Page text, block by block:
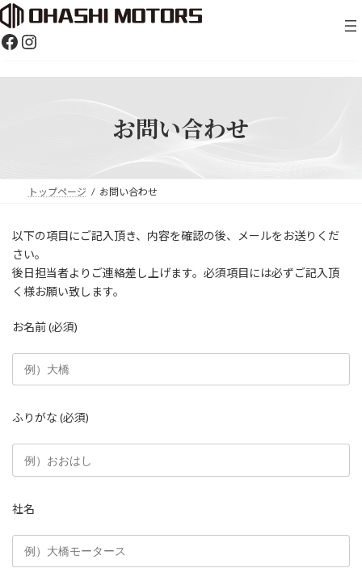
Skip
to
the
content
Skip
to
the
Navigation
Facebook
Instagram
お問い合わせ
トップページ お問い合わせ
以下の項目にご記入頂き、内容を確認の後、メールをお送りくだ
さい。
後日担当者よりご連絡差し上げます。必須項目には必ずご記入頂
く様お願い致します。
お名前(必須)
ふりがな (必須)
社名